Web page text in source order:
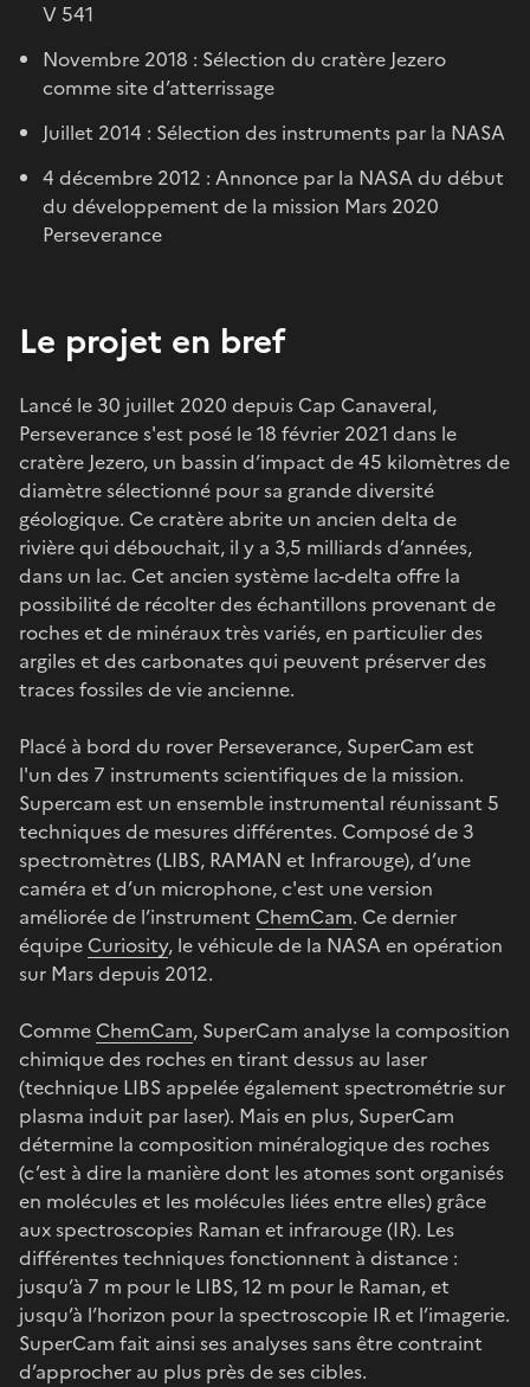
V 541
Novembre 2018 : Sélection du cratère Jezero
comme site d’atterrissage
Juillet 2014 : Sélection des instruments par la NASA
4 décembre 2012 : Annonce par la NASA du début
du développement de la mission Mars 2020
Perseverance
Le projet en bref
Lancé le 30 juillet 2020 depuis Cap Canaveral,
Perseverance s'est posé le 18 février 2021 dans le
cratère Jezero, un bassin d’impact de 45 kilomètres de
diamètre sélectionné pour sa grande diversité
géologique. Ce cratère abrite un ancien delta de
rivière qui débouchait, il y a 3,5 milliards d’années,
dans un lac. Cet ancien système lac-delta offre la
possibilité de récolter des échantillons provenant de
roches et de minéraux très variés, en particulier des
argiles et des carbonates qui peuvent préserver des
traces fossiles de vie ancienne.
Placé à bord du rover Perseverance, SuperCam est
l'un des 7 instruments scientifiques de la mission.
Supercam est un ensemble instrumental réunissant 5
techniques de mesures différentes. Composé de 3
spectromètres (LIBS, RAMAN et Infrarouge), d’une
caméra et d’un microphone, c'est une version
améliorée de l’instrument ChemCam. Ce dernier
équipe Curiosity, le véhicule de la NASA en opération
sur Mars depuis 2012.
Comme ChemCam, SuperCam analyse la composition
chimique des roches en tirant dessus au laser
(technique LIBS appelée également spectrométrie sur
plasma induit par laser). Mais en plus, SuperCam
détermine la composition minéralogique des roches
(c’est à dire la manière dont les atomes sont organisés
en molécules et les molécules liées entre elles) grâce
aux spectroscopies Raman et infrarouge (IR). Les
différentes techniques fonctionnent à distance :
jusqu’à 7 m pour le LIBS, 12 m pour le Raman, et
jusqu’à l’horizon pour la spectroscopie IR et l’imagerie.
SuperCam fait ainsi ses analyses sans être contraint
d’approcher au plus près de ses cibles.